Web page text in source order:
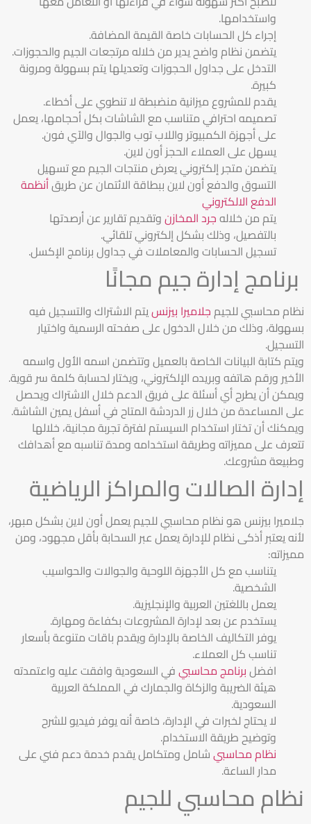
واستخدامها.
إجراء كل الحسابات خاصة القيمة المضافة.
يتضمن نظام واضح يدير من خلاله مرتجعات الجيم والحجوزات.
التدخل على جداول الحجوزات وتعديلها يتم بسهولة ومرونة
كبيرة.
يقدم للمشروع ميزانية منضبطة لا تنطوي على أخطاء.
تصميمه احترافي متناسب مع الشاشات بكل أحجامها، يعمل
على أجهزة الكمبيوتر واللاب توب والجوال والآي فون.
يسهل على العملاء الحجز أون لاين.
يتضمن متجر إلكتروني يعرض منتجات الجيم مع تسهيل
التسوق والدفع أون لاين ببطاقة الائتمان عن طريقأنظمة
الدفع الالكتروني
يتم من خلالهجرد المخازنوتقديم تقارير عن أرصدتها
بالتفصيل، وذلك بشكل إلكتروني تلقائي.
تسجيل الحسابات والمعاملات في جداول برنامج الإكسل.
برنامج إدارة جيم مجانًا
نظام محاسبي للجيمجلاميرا بيزنسيتم الاشتراك والتسجيل فيه
بسهولة، وذلك من خلال الدخول على صفحته الرسمية واختيار
التسجيل.
ويتم كتابة البيانات الخاصة بالعميل وتتضمن اسمه الأول واسمه
الأخير ورقم هاتفه وبريده الإلكتروني، ويختار لحسابة كلمة سر قوية.
ويمكن أن يطرح أي أسئلة على فريق الدعم خلال الاشتراك ويحصل
على المساعدة من خلال زر الدردشة المتاح في أسفل يمين الشاشة.
ويمكنك أن تختار استخدام السيستم لفترة تجربة مجانية، خلالها
تتعرف على مميزاته وطريقة استخدامه ومدة تناسبه مع أهدافك
وطبيعة مشروعك.
إدارة الصالات والمراكز الرياضية
جلاميرا بيزنس هو نظام محاسبي للجيم يعمل أون لاين بشكل مبهر،
لأنه يعتبر أذكى نظام للإدارة يعمل عبر السحابة بأقل مجهود، ومن
مميزاته:
يتناسب مع كل الأجهزة اللوحية والجوالات والحواسيب
الشخصية.
يعمل باللغتين العربية والإنجليزية.
يستخدم عن بعد لإدارة المشروعات بكفاءة ومهارة.
يوفر التكاليف الخاصة بالإدارة ويقدم باقات متنوعة بأسعار
تناسب كل العملاء.
افضلبرنامج محاسبيفي السعودية وافقت عليه واعتمدته
هيئة الضريبة والزكاة والجمارك في المملكة العربية
السعودية.
لا يحتاج لخبرات في الإدارة، خاصة أنه يوفر فيديو للشرح
وتوضيح طريقة الاستخدام.
نظام محاسبيشامل ومتكامل يقدم خدمة دعم فني على
مدار الساعة.
نظام محاسبي للجيم